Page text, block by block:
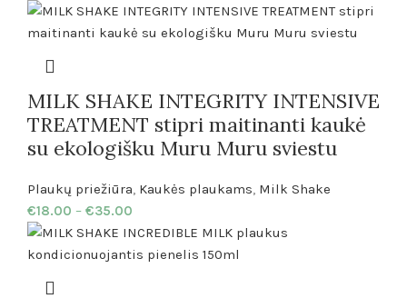
MILK SHAKE INTEGRITY INTENSIVE
TREATMENT stipri maitinanti kaukė
su ekologišku Muru Muru sviestu
Plaukų priežiūra, Kaukės plaukams, Milk Shake
€18.00 – €35.00